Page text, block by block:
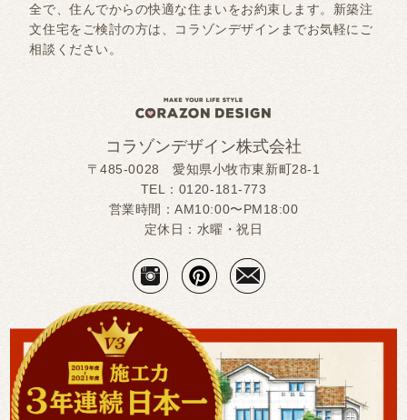
全で、住んでからの快適な住まいをお約束します。新築注
文住宅をご検討の方は、コラゾンデザインまでお気軽にご
相談ください。
コラゾンデザイン株式会社
〒485-0028 愛知県小牧市東新町28-1
TEL： 0120-181-773
営業時間：AM10:00〜PM18:00
定休日：水曜・祝日